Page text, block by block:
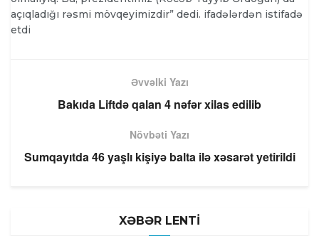
açıqladığı rəsmi mövqeyimizdir” dedi. ifadələrdən istifadə
etdi
Əvvəlki Yazı
Bakıda Liftdə qalan 4 nəfər xilas edilib
Növbəti Yazı
Sumqayıtda 46 yaşlı kişiyə balta ilə xəsarət yetirildi
XƏBƏR LENTİ